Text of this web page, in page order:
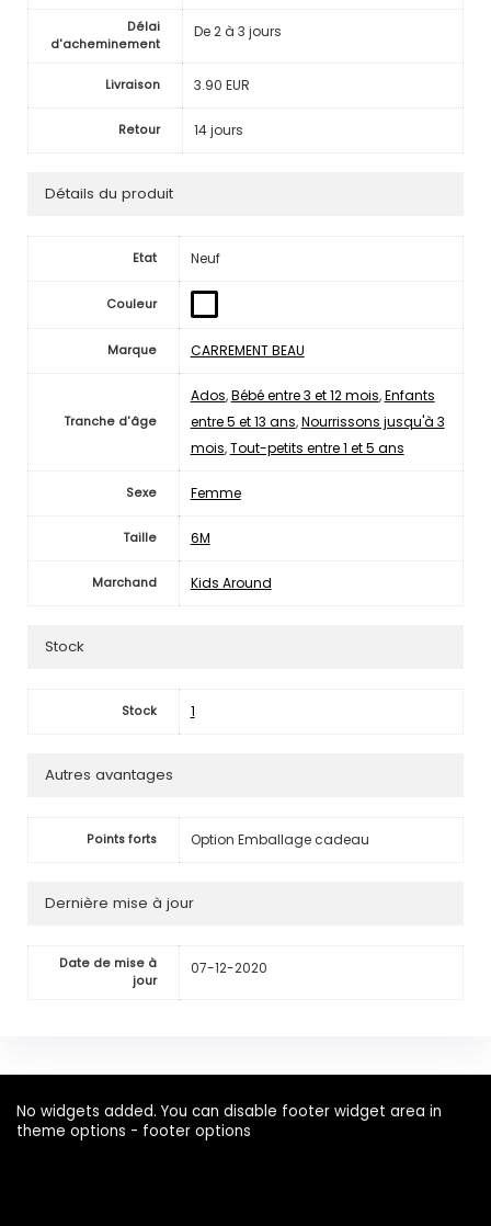
Délai
d'acheminement
De 2 à 3 jours
Livraison 3.90 EUR
Retour 14 jours
Détails du produit
Etat Neuf
Couleur
Marque CARREMENT BEAU
Tranche d'âge
Ados,Bébé entre 3 et 12 mois,Enfants
entre 5 et 13 ans,Nourrissons jusqu'à 3
mois,Tout-petits entre 1 et 5 ans
Sexe Femme
Taille 6M
Marchand Kids Around
Stock
Stock 1
Autres avantages
Points forts Option Emballage cadeau
Dernière mise à jour
Date de mise à
jour
07-12-2020
No widgets added. You can disable footer widget area in
theme options - footer options